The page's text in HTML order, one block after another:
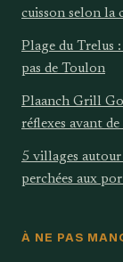
cuisson selon la
Plage du Trelus
pas de Toulon
Plaanch Grill
réflexes avant de
5 villages autour
perchées aux
À NE PAS